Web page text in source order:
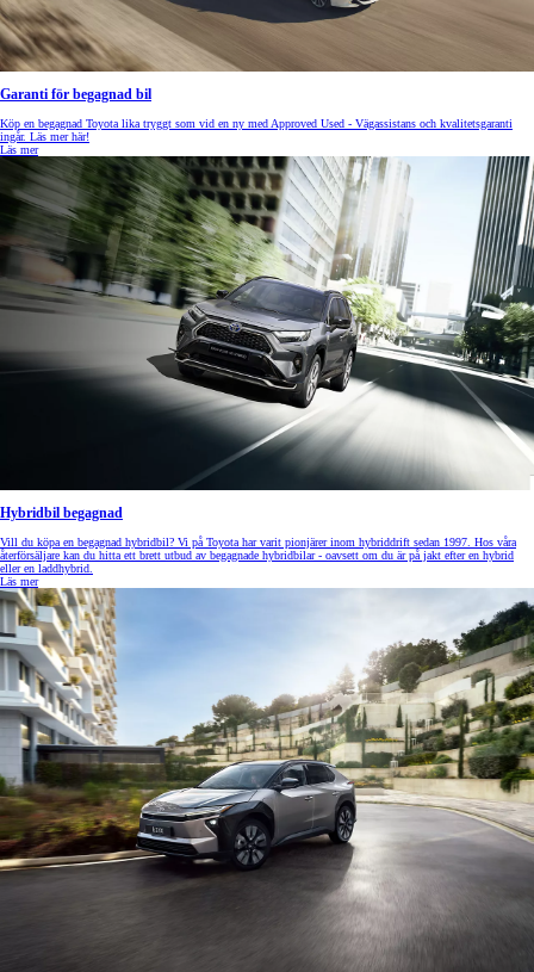
Garanti för begagnad bil
Köp en begagnad Toyota lika tryggt som vid en ny med Approved Used - Vägassistans och kvalitetsgaranti
ingår. Läs mer här!
Läs mer
Hybridbil begagnad
Vill du köpa en begagnad hybridbil? Vi på Toyota har varit pionjärer inom hybriddrift sedan 1997. Hos våra
återförsäljare kan du hitta ett brett utbud av begagnade hybridbilar - oavsett om du är på jakt efter en hybrid
eller en laddhybrid.
Läs mer